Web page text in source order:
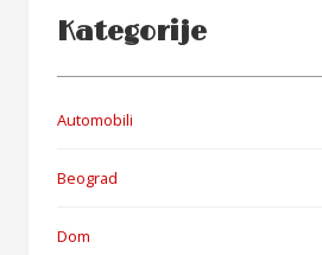
Kategorije
Automobili
Beograd
Dom